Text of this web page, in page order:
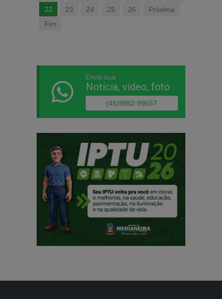
22
23 24 25 26
Próxima
Fim
Envie sua
Notícia, vídeo, foto
(45)9982-99557